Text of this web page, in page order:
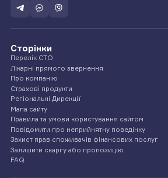
Сторінки
Перелік СТО
Лікарні прямого звернення
Про компанію
Страхові продукти
Регіональні Дирекції
Мапа сайту
Правила та умови користування сайтом
Повідомити про неприйнятну поведінку
Захист прав споживачів фінансових послуг
Залишити скаргу або пропозицію
FAQ